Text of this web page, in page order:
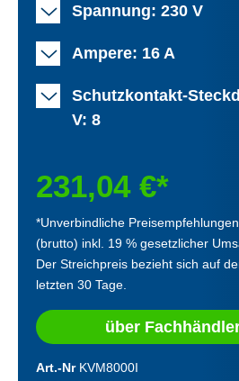
Spannung: 230 V
Ampere: 16 A
Schutzkontakt-
V: 8
231,04 €*
*Unverbindliche
(brutto) inkl. 19 % gesetzlicher
Der Streichpreis bezieht sich auf
letzten 30 Tage.
über
Art.-Nr KVM8000I